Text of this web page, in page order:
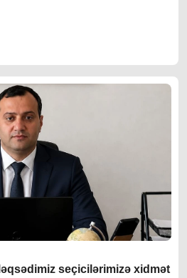
əqsədimiz seçicilərimizə xidmət